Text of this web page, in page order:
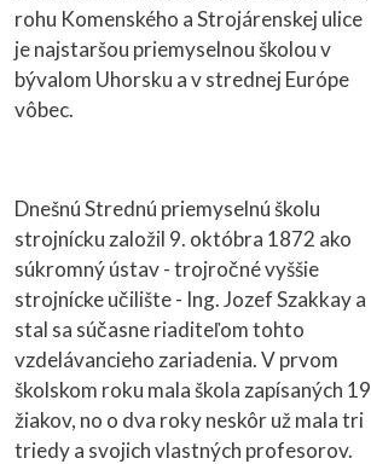
rohu Komenského a Strojárenskej ulice
je najstaršou priemyselnou školou v
bývalom Uhorsku a v strednej Európe
vôbec.
Dnešnú Strednú priemyselnú školu
strojnícku založil 9. októbra 1872 ako
súkromný ústav - trojročné vyššie
strojnícke učilište - Ing. Jozef Szakkay a
stal sa súčasne riaditeľom tohto
vzdelávancieho zariadenia. V prvom
školskom roku mala škola zapísaných 19
žiakov, no o dva roky neskôr už mala tri
triedy a svojich vlastných profesorov.